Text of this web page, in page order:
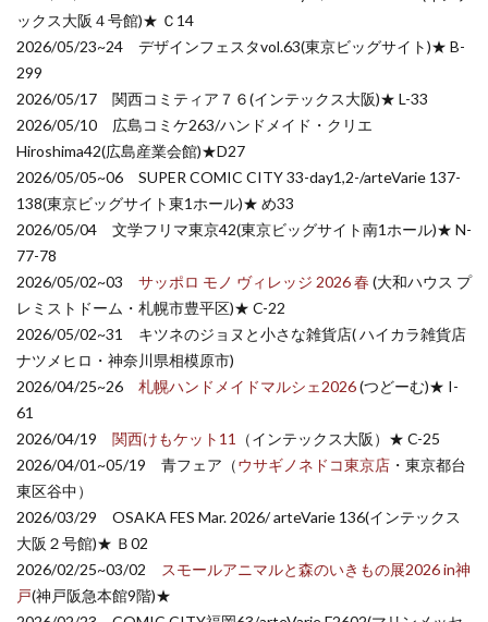
ックス大阪４号館)★ Ｃ14
2026/05/23~24 デザインフェスタvol.63(東京ビッグサイト)★ B-
299
2026/05/17 関西コミティア７６(インテックス大阪)★ L-33
2026/05/10 広島コミケ263/ハンドメイド・クリエ
Hiroshima42(広島産業会館)★D27
2026/05/05~06 SUPER COMIC CITY 33-day1,2-/arteVarie 137-
138(東京ビッグサイト東1ホール)★ め33
2026/05/04 文学フリマ東京42(東京ビッグサイト南1ホール)★ N-
77-78
2026/05/02~03 サッポロ モノ ヴィレッジ 2026 春 (大和ハウス プ
レミストドーム・札幌市豊平区)★ C-22
2026/05/02~31 キツネのジョヌと小さな雑貨店( ハイカラ雑貨店
ナツメヒロ・神奈川県相模原市)
2026/04/25~26 札幌ハンドメイドマルシェ2026(つどーむ)★ I-
61
2026/04/19 関西けもケット11 （インテックス大阪）★ C-25
2026/04/01~05/19 青フェア（ウサギノネドコ東京店 ・東京都台
東区谷中）
2026/03/29 OSAKA FES Mar. 2026/ arteVarie 136(インテックス
大阪２号館)★ Ｂ02
2026/02/25~03/02 スモールアニマルと森のいきもの展2026 in神
戸(神戸阪急本館9階)★